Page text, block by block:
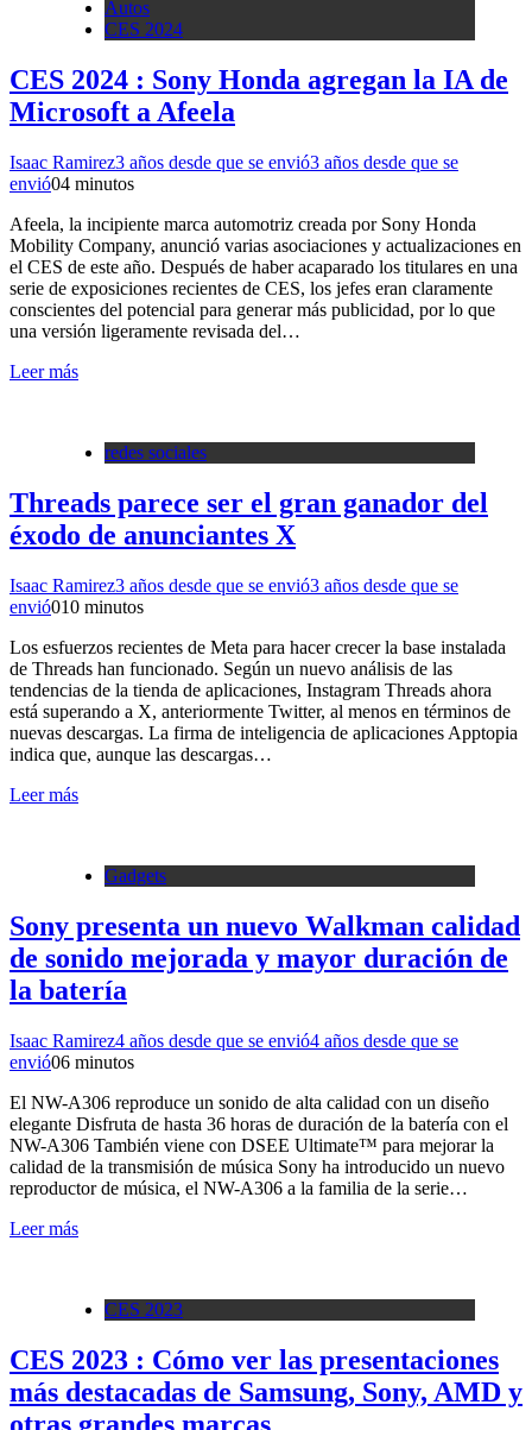
Autos
CES 2024
CES 2024 : Sony Honda agregan la IA de
Microsoft a Afeela
Isaac Ramirez3 años desde que se envió3 años desde que se
envió04 minutos
Afeela, la incipiente marca automotriz creada por Sony Honda
Mobility Company, anunció varias asociaciones y actualizaciones en
el CES de este año. Después de haber acaparado los titulares en una
serie de exposiciones recientes de CES, los jefes eran claramente
conscientes del potencial para generar más publicidad, por lo que
una versión ligeramente revisada del…
Leer más
redes sociales
Threads parece ser el gran ganador del
éxodo de anunciantes X
Isaac Ramirez3 años desde que se envió3 años desde que se
envió010 minutos
Los esfuerzos recientes de Meta para hacer crecer la base instalada
de Threads han funcionado. Según un nuevo análisis de las
tendencias de la tienda de aplicaciones, Instagram Threads ahora
está superando a X, anteriormente Twitter, al menos en términos de
nuevas descargas. La firma de inteligencia de aplicaciones Apptopia
indica que, aunque las descargas…
Leer más
Gadgets
Sony presenta un nuevo Walkman calidad
de sonido mejorada y mayor duración de
la batería
Isaac Ramirez4 años desde que se envió4 años desde que se
envió06 minutos
El NW-A306 reproduce un sonido de alta calidad con un diseño
elegante Disfruta de hasta 36 horas de duración de la batería con el
NW-A306 También viene con DSEE Ultimate™ para mejorar la
calidad de la transmisión de música Sony ha introducido un nuevo
reproductor de música, el NW-A306 a la familia de la serie…
Leer más
CES 2023
CES 2023 : Cómo ver las presentaciones
más destacadas de Samsung, Sony, AMD y
otras grandes marcas